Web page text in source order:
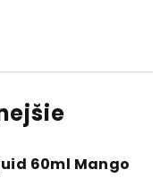
60ml Mango